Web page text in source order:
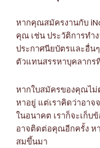
หากคุณสมัครงานกับ
คุณ เช่น ประวัติการทำ
ประกาศนียบัตรและอื่น
ตัวแทนสรรหาบุคลากร
หากใบสมัครของคุณไม่
หาอยู่ แต่เราคิดว่าอา
ในอนาคต เราก็จะเก็
อาจติดต่อคุณอีกครั้ง ห
สมขึ้นมา